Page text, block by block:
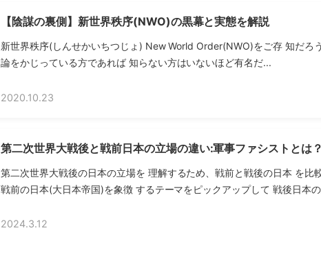
【陰謀の裏側】新世界秩序(NWO)の黒幕と実態を解説
新世界秩序(しんせかいちつじょ) New World Order(NWO)をご存 知だろ
論をかじっている方であれば 知らない方はいないほど有名だ...
2020.10.23
第二次世界大戦後と戦前日本の立場の違い:軍事ファシストとは？
第二次世界大戦後の日本の立場を 理解するため、戦前と戦後の日本 を比
戦前の日本(大日本帝国)を象徴 するテーマをピックアップして 戦後日本
2024.3.12